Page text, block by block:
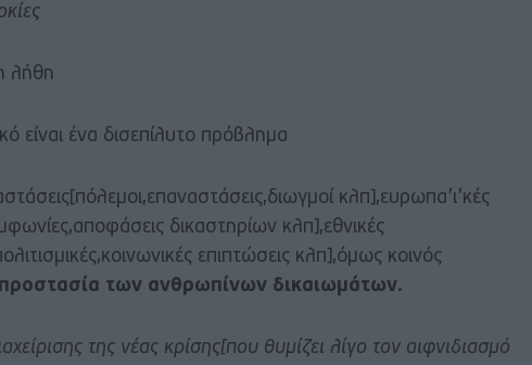
λήθη
είναι ένα δισεπίλυτο πρόβλημα
κλπ],ευρωπα’ι’κές
δικαστηρίων κλπ],εθνικές
επιπτώσεις κλπ],όμως κοινός
των ανθρωπίνων δικαιωμάτων.
της νέας κρίσης[που θυμίζει λίγο τον αιφνιδιασμό